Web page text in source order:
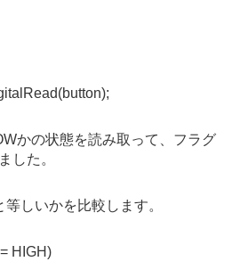
かの状態を読み取って、フラグ
した。
しいかを比較します。
HIGH)